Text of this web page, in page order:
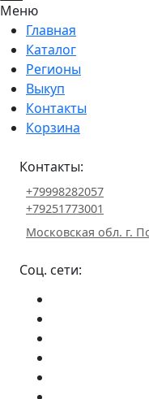
Меню
Главная
Каталог
Регионы
Выкуп
Контакты
Корзина
Контакты:
+79998282057
+79251773001
Московская обл. г.
Соц. сети: